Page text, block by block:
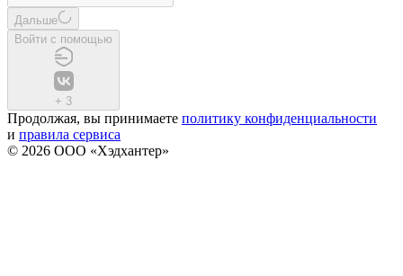
Дальше
Войти с помощью
+ 3
Продолжая, вы принимаете политику конфиденциальности
и правила сервиса
© 2026 ООО «Хэдхантер»